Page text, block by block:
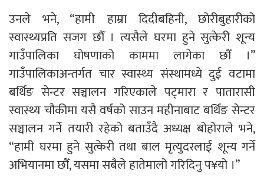
उनले भने, “हामी हाम्रा दिदीबहिनी, छोरीबुहारीको
स्वास्थ्यप्रति सजग छौँ । त्यसैले घरमा हुने सुत्केरी शून्य
गाउँपालिका घोषणाको काममा लागेका छौँ ।”
गाउँपालिकाअन्तर्गत चार स्वास्थ्य संस्थामध्ये दुई वटामा
बर्थिङ सेन्टर सञ्चालन गरिएकाले पट्मारा र पातारासी
स्वास्थ्य चौकीमा यसै वर्षको साउन महीनाबाट बर्थिङ सेन्टर
सञ्चालन गर्ने तयारी रहेको बताउँदै अध्यक्ष बोहोराले भने,
“हामी घरमा हुने सुत्केरी तथा बाल मृत्युदरलाई शून्य गर्ने
अभियानमा छौँ, यसमा सबैले हातेमालो गरिदिनु प¥यो ।”